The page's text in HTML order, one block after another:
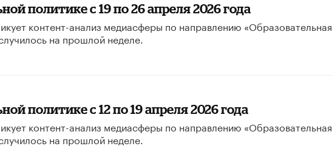
политике с 19 по 26 апреля 2026 года
контент-анализ медиасферы по направлению «Образовательная
на прошлой неделе.
политике с 12 по 19 апреля 2026 года
контент-анализ медиасферы по направлению «Образовательная
на прошлой неделе.